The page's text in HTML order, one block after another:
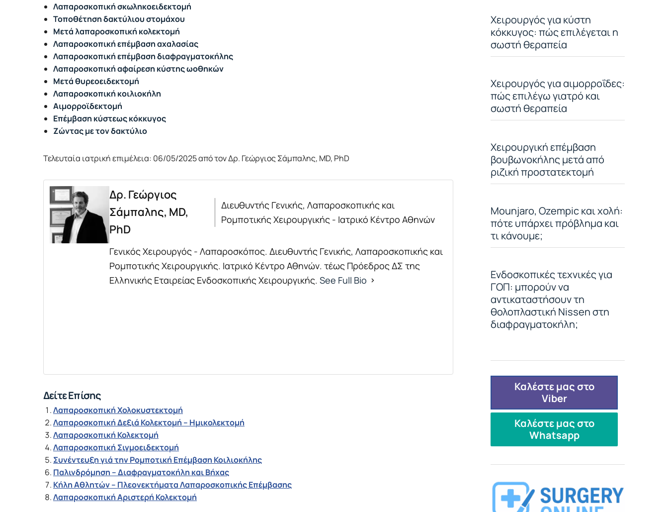
Λαπαροσκοπική σκωληκοειδεκτομή
Τοποθέτηση δακτύλιου στομάχου
Μετά λαπαροσκοπική κολεκτομή
Λαπαροσκοπική επέμβαση αχαλασίας
Λαπαροσκοπική επέμβαση διαφραγματοκήλης
Λαπαροσκοπική αφαίρεση κύστης ωοθηκών
Μετά θυρεοειδεκτομή
Λαπαροσκοπική κοιλιοκήλη
Αιμορροϊδεκτομή
Επέμβαση κύστεως κόκκυγος
Ζώντας με τον δακτύλιο
Τελευταία ιατρική επιμέλεια: 06/05/2025 από τον Δρ. Γεώργιος Σάμπαλης, MD, PhD
Δρ. Γεώργιος
Σάμπαλης, MD,
PhD
Διευθυντής Γενικής, Λαπαροσκοπικής και
Ρομποτικής Χειρουργικής - Ιατρικό Κέντρο Αθηνών
Γενικός Χειρουργός - Λαπαροσκόπος. Διευθυντής Γενικής, Λαπαροσκοπικής και
Ρομποτικής Χειρουργικής. Ιατρικό Κέντρο Αθηνών. τέως Πρόεδρος ΔΣ της
Ελληνικής Εταιρείας Ενδοσκοπικής Χειρουργικής. See Full Bio
Δείτε Επίσης
Λαπαροσκοπική Χολοκυστεκτομή
Λαπαροσκοπική Δεξιά Κολεκτομή – Ημικολεκτομή
Λαπαροσκοπική Κολεκτομή
Λαπαροσκοπική Σιγμοειδεκτομή
Συνέντευξη γιά την Ρομποτική Επέμβαση Κοιλιοκήλης
Παλινδρόμηση – Διαφραγματοκήλη και Βήχας
Κήλη Αθλητών – Πλεονεκτήματα Λαπαροσκοπικής Επέμβασης
Λαπαροσκοπική Αριστερή Κολεκτομή
Χειρουργός για κύστη
κόκκυγος: πώς επιλέγεται η
σωστή θεραπεία
Χειρουργός για αιμορροΐδες:
πώς επιλέγω γιατρό και
σωστή θεραπεία
Χειρουργική επέμβαση
βουβωνοκήλης μετά από
ριζική προστατεκτομή
Mounjaro, Ozempic και χολή:
πότε υπάρχει πρόβλημα και
τι κάνουμε;
Ενδοσκοπικές τεχνικές για
ΓΟΠ: μπορούν να
αντικαταστήσουν τη
θολοπλαστική Nissen στη
διαφραγματοκήλη;
Καλέστε μας στο
Viber
Καλέστε μας στο
Whatsapp